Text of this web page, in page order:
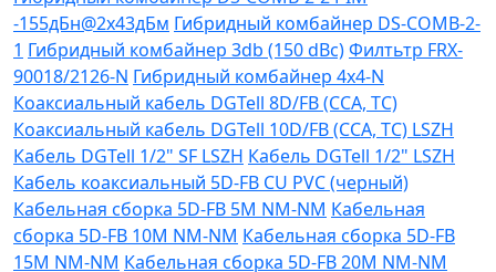
-155дБн@2x43дБм Гибридный комбайнер DS-COMB-2-
1 Гибридный комбайнер 3db (150 dBc)Филтьтр FRX-
90018/2126-N Гибридный комбайнер 4х4-N
Коаксиальный кабель DGTell 8D/FB (CCA, TC)
Коаксиальный кабель DGTell 10D/FB (CCA, TC) LSZH
Кабель DGTell 1/2" SF LSZH Кабель DGTell 1/2" LSZH
Кабель коаксиальный 5D-FB CU PVC (черный)
Кабельная сборка 5D-FB 5М NM-NM Кабельная
сборка 5D-FB 10М NM-NM Кабельная сборка 5D-FB
15М NM-NM Кабельная сборка 5D-FB 20М NM-NM